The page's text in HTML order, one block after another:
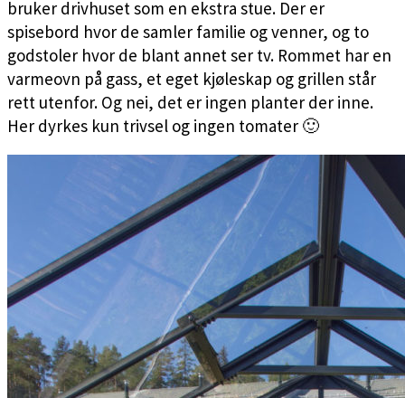
bruker drivhuset som en ekstra stue. Der er
spisebord hvor de samler familie og venner, og to
godstoler hvor de blant annet ser tv. Rommet har en
varmeovn på gass, et eget kjøleskap og grillen står
rett utenfor. Og nei, det er ingen planter der inne.
Her dyrkes kun trivsel og ingen tomater 🙂